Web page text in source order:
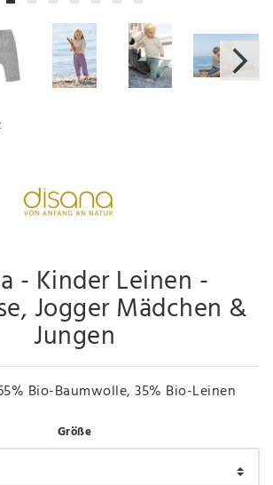
- Kinder Leinen -
Jogger Mädchen &
Jungen
Bio-Baumwolle, 35% Bio-Leinen
Größe